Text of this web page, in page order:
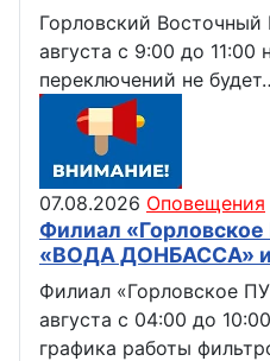
Горловский
августа с 9:00 до 11:00
переключений не
07.08.2026 Оповещения
Филиал
«ВОДА ДОНБАССА»
Филиал «Горловское
августа с 04:00 до
графика работы